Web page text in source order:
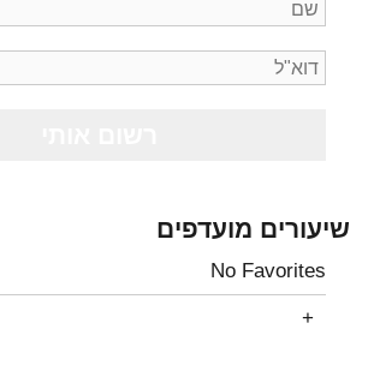
שיעורים מועדפים
No Favorites